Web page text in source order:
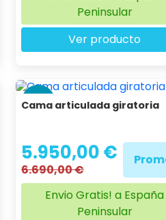
Peninsular
Ver producto
-11 %
Cama articulada giratoria
5.950,00 €
6.690,00 €
Envio Gratis! a España
Peninsular